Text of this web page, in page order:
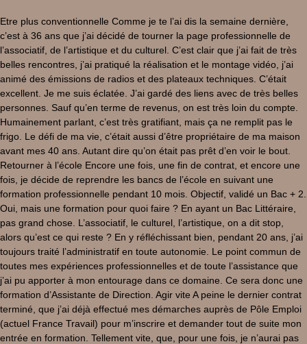
Etre plus conventionnelle Comme je te l’ai dis la semaine dernière,
c’est à 36 ans que j’ai décidé de tourner la page professionnelle de
l’associatif, de l’artistique et du culturel. C’est clair que j’ai fait de très
belles rencontres, j’ai pratiqué la réalisation et le montage vidéo, j’ai
animé des émissions de radios et des plateaux techniques. C’était
excellent. Je me suis éclatée. J’ai gardé des liens avec de très belles
personnes. Sauf qu’en terme de revenus, on est très loin du compte.
Humainement parlant, c’est très gratifiant, mais ça ne remplit pas le
frigo. Le défi de ma vie, c’était aussi d’être propriétaire de ma maison
avant mes 40 ans. Autant dire qu’on était pas prêt d’en voir le bout.
Retourner à l’école Encore une fois, une fin de contrat, et encore une
fois, je décide de reprendre les bancs de l’école en suivant une
formation professionnelle pendant 10 mois. Objectif, validé un Bac + 2.
Oui, mais une formation pour quoi faire ? En ayant un Bac Littéraire,
pas grand chose. L’associatif, le culturel, l’artistique, on a dit stop,
alors qu’est ce qui reste ? En y réfléchissant bien, pendant 20 ans, j’ai
toujours traité l’administratif en toute autonomie. Le point commun de
toutes mes expériences professionnelles et de toute l’assistance que
j’ai pu apporter à mon entourage dans ce domaine. Ce sera donc une
formation d’Assistante de Direction. Agir vite A peine le dernier contrat
terminé, que j’ai déjà effectué mes démarches auprès de Pôle Emploi
(actuel France Travail) pour m’inscrire et demander tout de suite mon
entrée en formation. Tellement vite, que, pour une fois, je n’aurai pas